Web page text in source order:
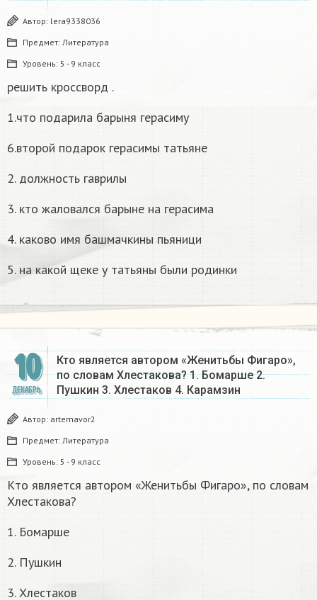
Автор: lera9338036
Предмет: Литература
Уровень: 5 - 9 класс
решить кроссворд .
1.что подарила барыня герасиму
6.второй подарок герасимы татьяне
2. должность гаврилы
3. кто жаловался барыне на герасима
4. каково имя башмачкины пьяници
5. на какой щеке у татьяны были родинки
10
ДЕКАБРЬ
Кто является автором «Женитьбы Фигаро»,
по словам Хлестакова? 1. Бомарше 2.
Пушкин 3. Хлестаков 4. Карамзин
Автор: artemavor2
Предмет: Литература
Уровень: 5 - 9 класс
Кто является автором «Женитьбы Фигаро», по словам
Хлестакова?
1. Бомарше
2. Пушкин
3. Хлестаков